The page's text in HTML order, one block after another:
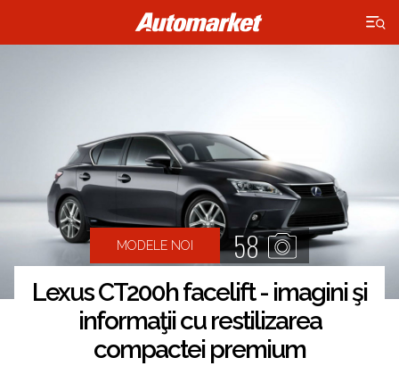
×
MODELE NOI 58
Lexus CT200h facelift - imagini şi
informaţii cu restilizarea
compactei premium